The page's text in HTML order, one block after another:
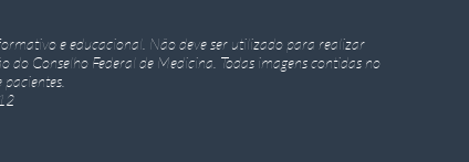
e educacional. Não deve ser utilizado para realizar
Conselho Federal de Medicina. Todas imagens contidas no